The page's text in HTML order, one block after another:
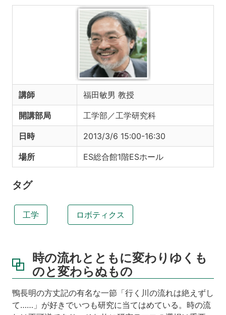
講師 福田敏男 教授
開講部局 工学部／工学研究科
日時 2013/3/6 15:00-16:30
場所 ES総合館1階ESホール
タグ
工学 ロボティクス
時の流れとともに変わりゆくも
のと変わらぬもの
鴨長明の方丈記の有名な一節「行く川の流れは絶えずし
て……」が好きでいつも研究に当てはめている。時の流